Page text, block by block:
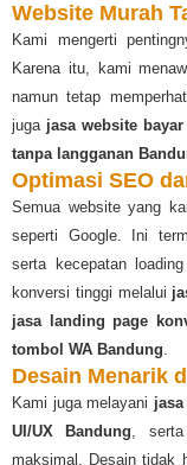
Website Murah
Kami mengerti
Karena itu, kami
namun tetap
juga jasa website
tanpa langganan
Optimasi SEO
Semua website yang
seperti Google. Ini
serta kecepatan
konversi tinggi melalui
jasa landing page
tombol WA Bandung.
Desain Menarik
Kami juga melayani
UI/UX Bandung, serta
maksimal. Desain tidak